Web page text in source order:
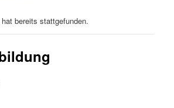
bereits stattgefunden.